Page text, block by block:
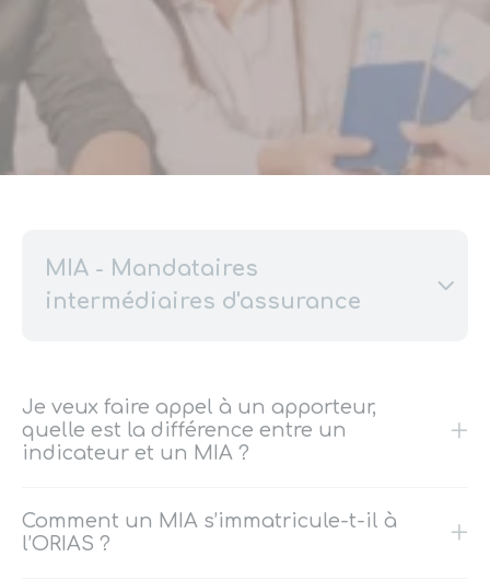
MIA - Mandataires
intermédiaires d'assurance
Je veux faire appel à un apporteur,
quelle est la différence entre un
indicateur et un MIA ?
Comment un MIA s’immatricule-t-il à
l’ORIAS ?